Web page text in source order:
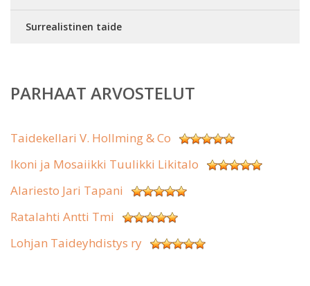
Surrealistinen taide
PARHAAT ARVOSTELUT
Taidekellari V. Hollming & Co
Ikoni ja Mosaiikki Tuulikki Likitalo
Alariesto Jari Tapani
Ratalahti Antti Tmi
Lohjan Taideyhdistys ry